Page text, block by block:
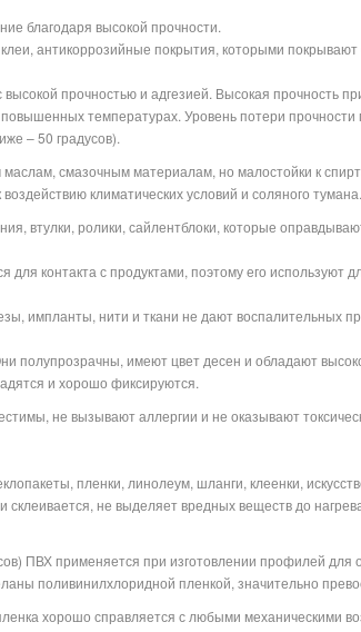
благодаря высокой прочности.
антикоррозийные покрытия, которыми
прочностью и адгезией. Высокая прочность
температурах. Уровень потери
– 50 градусов).
смазочным материалам, но малостойки к
климатических условий и соляного тумана.
втулки, ролики, сайлентблоки, которые
контакта с продуктами, поэтому его используют
импланты, нити и ткани не дают воспалительных
полупрозрачны, имеют цвет десен и обладают
и хорошо фиксируются.
не вызывают аллергии и не оказывают
пленки, линолеум, шланги, клеенки,
не выделяет вредных веществ до
ПВХ применяется при изготовлении профилей для
поливинилхлоридной пленкой, значительно
хорошо справляется с любыми механическими